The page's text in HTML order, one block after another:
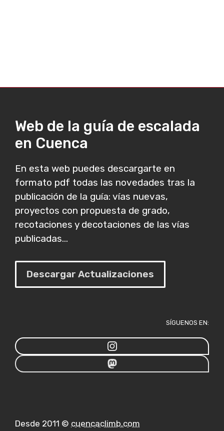
Web de la guía de escalada
en Cuenca
En esta web puedes descargarte en
formato pdf todas las novedades tras la
publicación de la guía: vías nuevas,
proyectos con propuesta de grado,
recotaciones y decotaciones de las vías
publicadas...
Descargar Actualizaciones
SÍGUENOS EN:
Desde 2011 © cuencaclimb.com